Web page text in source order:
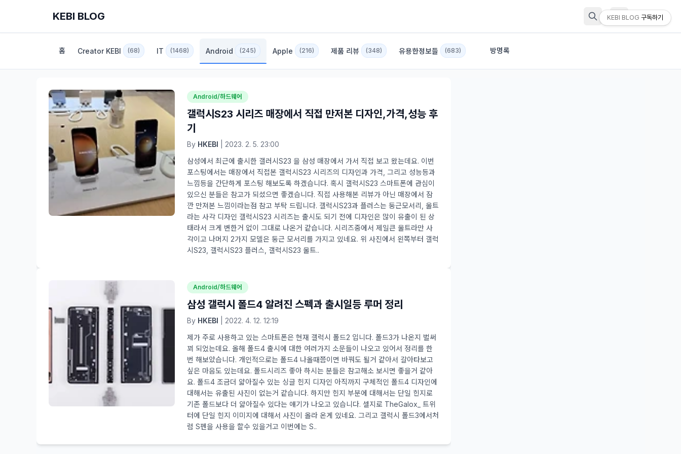
KEBI BLOG
홈 Creator KEBI (68) IT (1468) Android (245) Apple (216) 제품 리뷰 (348) 유용한정보들 (683) 방명록
Android/하드웨어
갤럭시S23 시리즈 매장에서 직접 만저본 디자인,가격,성능 후
기
By HKEBI | 2023. 2. 5. 23:00
삼성에서 최근에 출시한 갤러시S23 을 삼성 매장에서 가서 직접 보고 왔는데요. 이번
포스팅에서는 매장에서 직접본 갤럭시S23 시리즈의 디자인과 가격, 그리고 성능등과
느낌등을 간단하게 포스팅 해보도록 하겠습니다. 혹시 갤럭시S23 스마트폰에 관심이
있으신 분들은 참고가 되셨으면 좋겠습니다. 직접 사용해본 리뷰가 아닌 매장에서 잠
깐 만져본 느낌이라는점 참고 부탁 드립니다. 갤럭시S23과 플러스는 둥근모서리, 울트
라는 사각 디자인 갤럭시S23 시리즈는 출시도 되기 전에 디자인은 많이 유출이 된 상
태라서 크게 변한거 없이 그대로 나온거 같습니다. 시리즈중에서 제일큰 울트라만 사
각이고 나머지 2가지 모델은 둥근 모서리를 가지고 있네요. 위 사진에서 왼쪽부터 갤럭
시S23, 갤럭시S23 플러스, 갤럭시S23 울트..
Android/하드웨어
삼성 갤럭시 폴드4 알려진 스펙과 출시일등 루머 정리
By HKEBI | 2022. 4. 12. 12:19
제가 주로 사용하고 있는 스마트폰은 현재 갤럭시 폴드2 입니다. 폴드3가 나온지 벌써
꾀 되었는데요. 올해 폴드4 출시에 대한 여러가지 소문들이 나오고 있어서 정리를 한
번 해보았습니다. 개인적으로는 폴드4 나올때쯤이면 바꿔도 될거 같아서 갈아타보고
싶은 마음도 있는데요. 폴드시리즈 좋아 하시는 분들은 참고해소 보시면 좋을거 같아
요. 폴드4 조금더 얇아질수 있는 싱글 힌지 디자인 아직까지 구체적인 폴드4 디자인에
대해서는 유출된 사진이 없는거 같습니다. 하지만 힌지 부분에 대해서는 단일 힌지로
기존 폴드보다 더 얇아질수 있다는 얘기가 나오고 있습니다. 셀지로 TheGalox_ 트위
터에 단일 힌지 이미지에 대해서 사진이 올라 온게 있네요. 그리고 갤럭시 폴드3에서처
럼 S펜을 사용을 할수 있을거고 이번에는 S..
KEBI BLOG 구독하기